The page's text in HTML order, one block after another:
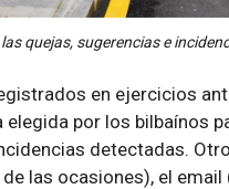
quejas, sugerencias e
en ejercicios
por los bilbaínos
detectadas.
las ocasiones), el